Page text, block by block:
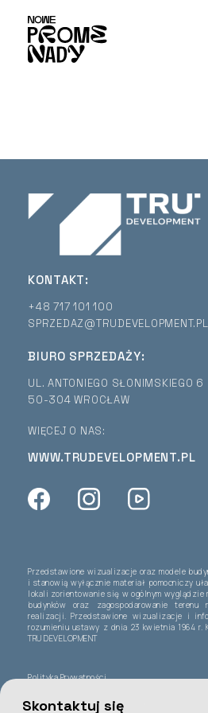
KONTAKT:
+48 717 101 100
SPRZEDAZ@TRUDEVELOPMENT.PL
BIURO SPRZEDAŻY:
UL. ANTONIEGO SŁONIMSKIEGO 6
50-304 WROCŁAW
WIĘCEJ O NAS:
WWW.TRUDEVELOPMENT.PL
Przedstawione wizualizacje oraz modele
i stanowią wyłącznie materiał pomocniczy
lokali zorientowanie się w ogólnym wyglądzie
budynków oraz zagospodarowanie
realizacji. Przedstawione wizualizacje i
rozumieniu ustawy z dnia 23 kwietnia 1964 r.
TRU DEVELOPMENT
Polityka Prywatności
Design i marketing: Another Point
Skontaktuj się